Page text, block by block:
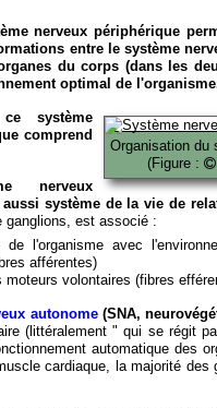
nerveux périphérique
entre le système
du corps (dans les
optimal de
Organisation du
(Figure :
ce système
comprend
nerveux
système de la vie de
ganglions, est associé :
de l'organisme avec
afférentes)
moteurs volontaires (fibres
autonome(SNA,
(littéralement " qui se régit
automatique des
cardiaque, la majorité des